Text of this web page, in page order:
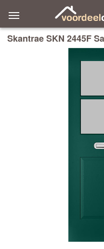
Skantrae SKN 2445F